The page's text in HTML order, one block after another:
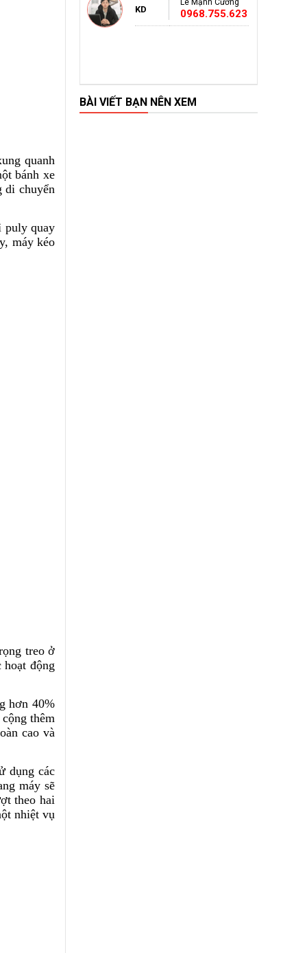
KD
Lê Mạnh Cường
0968.755.623
BÀI VIẾT BẠN NÊN XEM
quanh
bánh xe
di chuyển
puly quay
máy kéo
treo ở
động
hơn 40%
thêm
cao và
dụng các
máy sẽ
theo hai
nhiệt vụ